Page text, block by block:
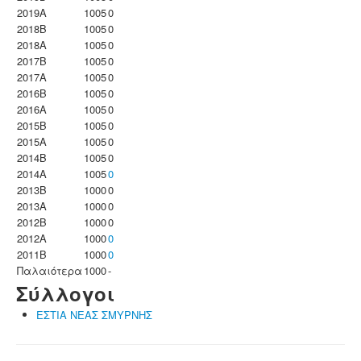
2019A
10050
2018B
10050
2018A
10050
2017B
10050
2017A
10050
2016B
10050
2016A
10050
2015B
10050
2015A
10050
2014B
10050
2014A
10050
2013B
10000
2013A
10000
2012B
10000
2012A
10000
2011B
10000
Παλαιότερα 1000-
Σύλλογοι
ΕΣΤΙΑ ΝΕΑΣ ΣΜΥΡΝΗΣ